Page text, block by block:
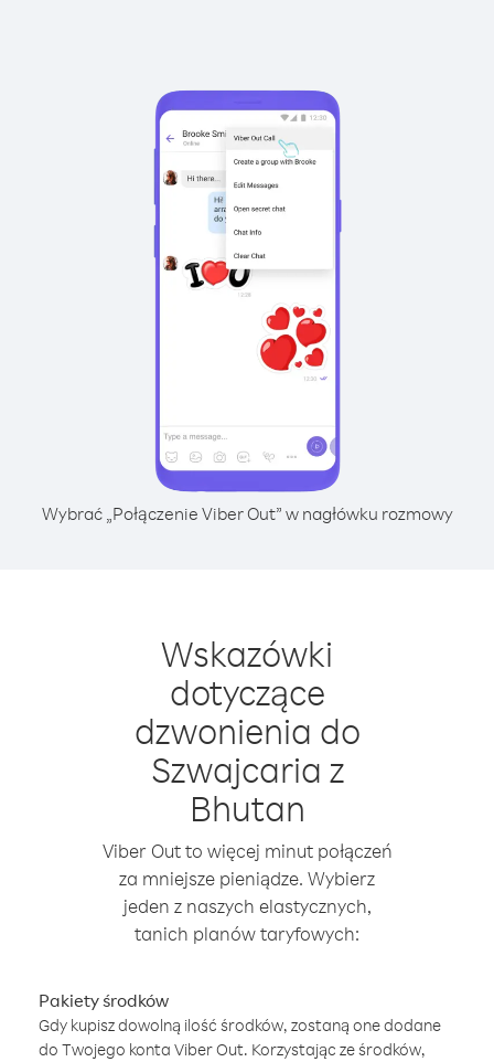
Wybrać „Połączenie Viber Out” w nagłówku rozmowy
Wskazówki
dotyczące
dzwonienia do
Szwajcaria z
Bhutan
Viber Out to więcej minut połączeń
za mniejsze pieniądze. Wybierz
jeden z naszych elastycznych,
tanich planów taryfowych:
Pakiety środków
Gdy kupisz dowolną ilość środków, zostaną one dodane
do Twojego konta Viber Out. Korzystając ze środków,